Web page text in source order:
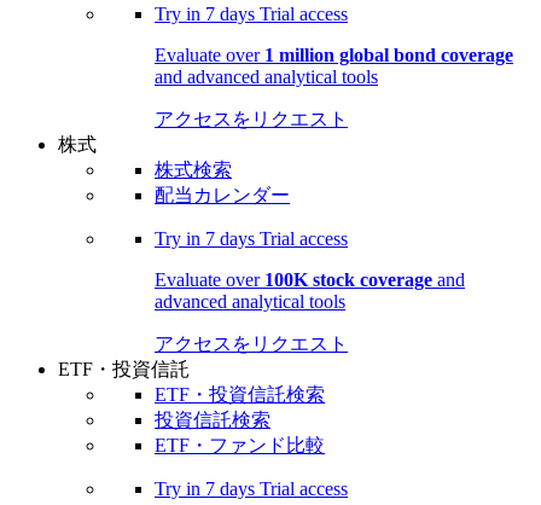
Try in 7 days Trial access
Evaluate over 1 million global bond coverage
and advanced analytical tools
アクセスをリクエスト
株式
株式検索
配当カレンダー
Try in 7 days Trial access
Evaluate over 100K stock coverage and
advanced analytical tools
アクセスをリクエスト
ETF・投資信託
ETF・投資信託検索
投資信託検索
ETF・ファンド比較
Try in 7 days Trial access